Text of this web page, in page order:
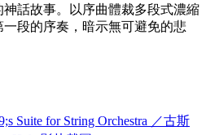
話故事。以序曲體裁多段式濃縮
段的序奏，暗示無可避免的悲